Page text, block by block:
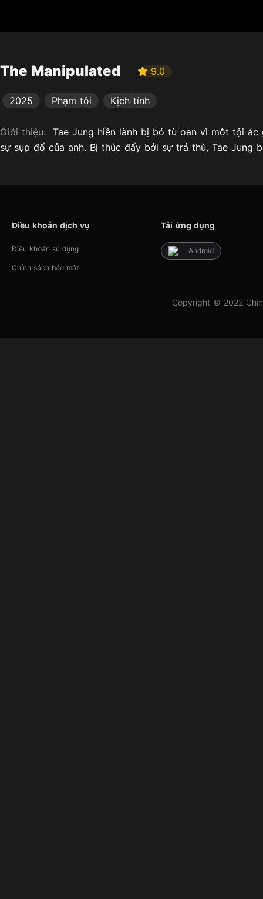
The Manipulated 9.0
2025 Phạm tội Kịch tính
Giới thiệu: Tae Jung hiền lành bị bỏ tù oan vì một tội
sự sụp đổ của anh. Bị thúc đẩy bởi sự trả thù, Tae Jung
Điều khoản dịch vụ
Điều khoản sử dụng
Chính sách bảo mật
Tải ứng dụng
Android
Copyright © 2022